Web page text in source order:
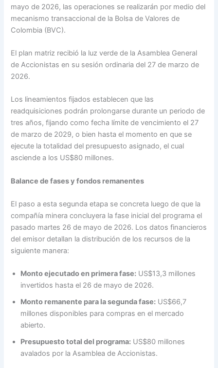
mayo de 2026, las operaciones se realizarán por medio del
mecanismo transaccional de la Bolsa de Valores de
Colombia (BVC).
El plan matriz recibió la luz verde de la Asamblea General
de Accionistas en su sesión ordinaria del 27 de marzo de
2026.
Los lineamientos fijados establecen que las
readquisiciones podrán prolongarse durante un periodo de
tres años, fijando como fecha límite de vencimiento el 27
de marzo de 2029, o bien hasta el momento en que se
ejecute la totalidad del presupuesto asignado, el cual
asciende a los US$80 millones.
Balance de fases y fondos remanentes
El paso a esta segunda etapa se concreta luego de que la
compañía minera concluyera la fase inicial del programa el
pasado martes 26 de mayo de 2026. Los datos financieros
del emisor detallan la distribución de los recursos de la
siguiente manera:
Monto ejecutado en primera fase: US$13,3 millones
invertidos hasta el 26 de mayo de 2026.
Monto remanente para la segunda fase: US$66,7
millones disponibles para compras en el mercado
abierto.
Presupuesto total del programa: US$80 millones
avalados por la Asamblea de Accionistas.